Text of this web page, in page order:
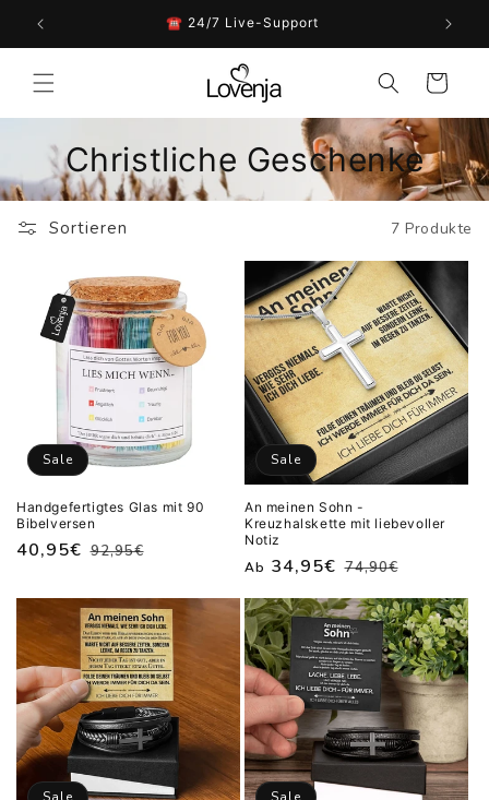
zum
Inhalt
☀️🌴 ☎︎ 24/7 Live-Support
Warenkorb
Christliche Geschenke
Sortieren 7 Produkte
Sale
Handgefertigtes Glas mit 90
Bibelversen
Normaler92,95€
Verkaufspreis
40,95€
Sale
An meinen Sohn -
Kreuzhalskette mit liebevoller
Notiz
Normaler
Preis
74,90€
Verkaufspreis
Ab 34,95€